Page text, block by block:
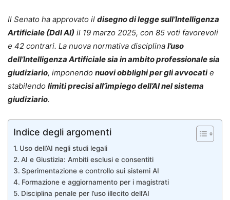
Il Senato ha approvato il disegno di legge sull’Intelligenza
Artificiale (Ddl AI) il 19 marzo 2025, con 85 voti favorevoli
e 42 contrari. La nuova normativa disciplina l’uso
dell’Intelligenza Artificiale sia in ambito professionale sia
giudiziario, imponendo nuovi obblighi per gli avvocatie
stabilendo limiti precisi all’impiego dell’AI nel sistema
giudiziario.
Indice degli argomenti
Uso dell’AI negli studi legali
AI e Giustizia: Ambiti esclusi e consentiti
Sperimentazione e controllo sui sistemi AI
Formazione e aggiornamento per i magistrati
Disciplina penale per l’uso illecito dell’AI